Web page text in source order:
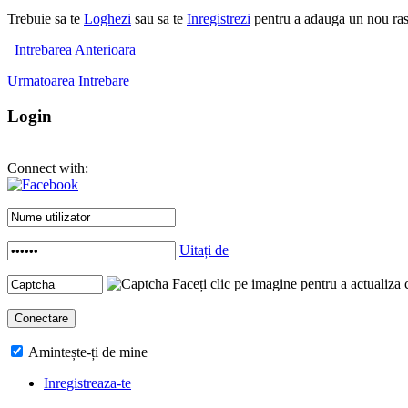
Trebuie sa te Loghezi sau sa te Inregistrezi pentru a adauga un nou
Intrebarea Anterioara
Urmatoarea Intrebare
Login
Connect with:
Uitați de
Faceți clic pe imagine pentru a actualiza
Amintește-ți de mine
Inregistreaza-te